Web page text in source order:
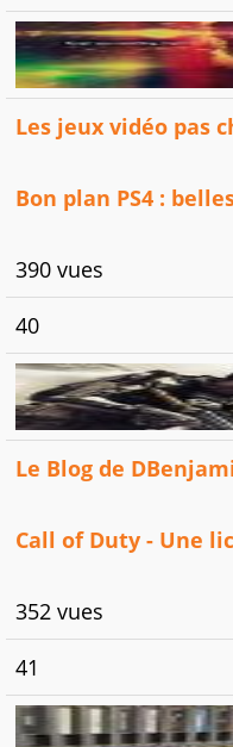
Les jeux vidéo pas
Bon plan PS4 :
390 vues
40
Le Blog de
Call of Duty - Une
352 vues
41